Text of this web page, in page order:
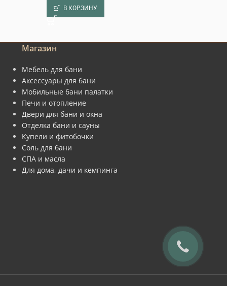
В КОРЗИНУ
Магазин
Мебель для бани
Аксессуары для бани
Мобильные бани палатки
Печи и отопление
Двери для бани и окна
Отделка бани и сауны
Купели и фитобочки
Соль для бани
СПА и масла
Для дома, дачи и кемпинга